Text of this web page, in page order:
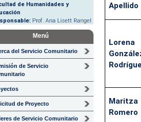
de Humanidades y
Prof. Ana Lisett Rangel
Menú
del Servicio Comunitario
de Servicio
de Proyecto
de Servicio Comunitario
Apellido
Lorena
Maritza
Romero